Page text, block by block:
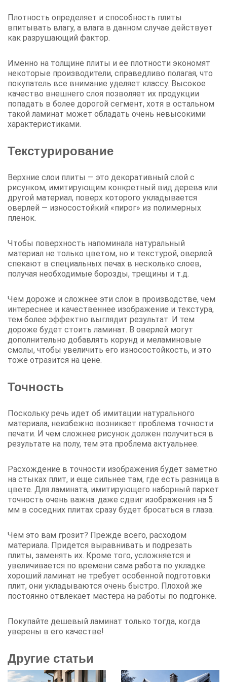
Плотность определяет и способность плиты
впитывать влагу, а влага в данном случае действует
как разрушающий фактор.
Именно на толщине плиты и ее плотности экономят
некоторые производители, справедливо полагая, что
покупатель все внимание уделяет классу. Высокое
качество внешнего слоя позволяет их продукции
попадать в более дорогой сегмент, хотя в остальном
такой ламинат может обладать очень невысокими
характеристиками.
Текстурирование
Верхние слои плиты — это декоративный слой с
рисунком, имитирующим конкретный вид дерева или
другой материал, поверх которого укладывается
оверлей — износостойкий «пирог» из полимерных
пленок.
Чтобы поверхность напоминала натуральный
материал не только цветом, но и текстурой, оверлей
спекают в специальных печах в несколько слоев,
получая необходимые борозды, трещины и т.д.
Чем дороже и сложнее эти слои в производстве, чем
интереснее и качественнее изображение и текстура,
тем более эффектно выглядит результат. И тем
дороже будет стоить ламинат. В оверлей могут
дополнительно добавлять корунд и меламиновые
смолы, чтобы увеличить его износостойкость, и это
тоже отразится на цене.
Точность
Поскольку речь идет об имитации натурального
материала, неизбежно возникает проблема точности
печати. И чем сложнее рисунок должен получиться в
результате на полу, тем эта проблема актуальнее.
Расхождение в точности изображения будет заметно
на стыках плит, и еще сильнее там, где есть разница в
цвете. Для ламината, имитирующего наборный паркет
точность очень важна: даже сдвиг изображения на 5
мм в соседних плитах сразу будет бросаться в глаза.
Чем это вам грозит? Прежде всего, расходом
материала. Придется выравнивать и подрезать
плиты, заменять их. Кроме того, усложняется и
увеличивается по времени сама работа по укладке:
хороший ламинат не требует особенной подготовки
плит, они укладываются очень быстро. Плохой же
постоянно отвлекает мастера на работы по подгонке.
Покупайте дешевый ламинат только тогда, когда
уверены в его качестве!
Другие статьи